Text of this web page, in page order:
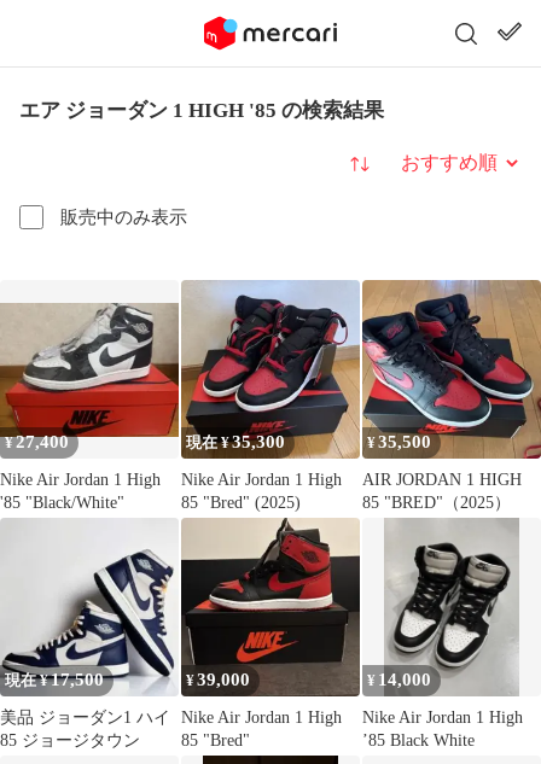
エア ジョーダン 1 HIGH '85 の検索結果
販売中のみ表示
並び替え
¥27,400
Nike Air Jordan 1 High
'85 "Black/White"
現在 ¥35,300
Nike Air Jordan 1 High
85 "Bred" (2025)
¥35,500
AIR JORDAN 1 HIGH
85 "BRED"（2025）
現在 ¥17,500
美品 ジョーダン1 ハイ
85 ジョージタウン
¥39,000
Nike Air Jordan 1 High
85 "Bred"
¥ 14,000
Nike Air Jordan 1 High
’85 Black White